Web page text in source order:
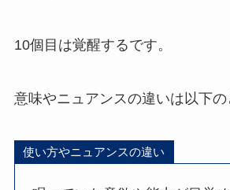
10個目は覚醒するです。
意味やニュアンスの違いは以下の
使い方やニュアンスの違い